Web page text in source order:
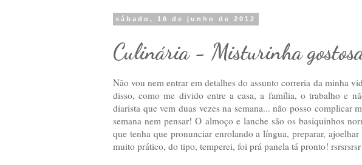
sábado, 16 de junho de 2012
Culinária - Misturinha
Não vou nem entrar em detalhes do assunto correria da minha
disso, como me divido entre a casa, a família, o trabalho e
diarista que vem duas vezes na semana... não posso complicar
semana nem pensar! O almoço e lanche são os basiquinhos
que tenha que pronunciar enrolando a língua, preparar,
muito prático, do tipo, temperei, foi prá panela tá pronto! rsrsrsrsr